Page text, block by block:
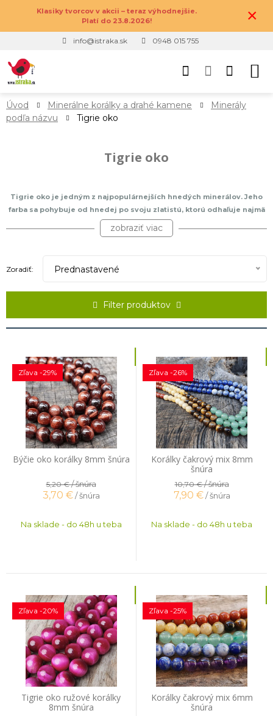
Klasiky tvorcov v akcii – teraz výhodnejšie.
Platí do 23.8.2026!
×
info@istraka.sk 0948 015 755
Úvod Minerálne korálky a drahé kamene
Minerály
podľa názvu
Tigrie oko
Tigrie oko
Tigrie oko je jedným z najpopulárnejších hnedých minerálov. Jeho
farba sa pohybuje od hnedej po svoju zlatistú, ktorú odhaľuje najmä
pod rôznymi uhlami a na slnku. Je veľmi obľúbený nie len v podobe
šperkov, náramkov a náhrdelníkov, ale aj v podobe tromlovaných
tigrie oko) alebo Sokolie oko (minerál šedej farby). Všetky tri odrody
modrá, sú taktiež pekné, ale dofarbené. Jeho náleziská sa
nachádzajú na miestach ako Južná Afrika, Austrália, USA, India,
zobraziť viac
Filter produktov
Zoradiť: Prednastavené
Býčie oko korálky 8mm šnúra
Zľava -29%
5,20 €/ šnúra
3,70 € / šnúra
Na sklade - do 48h u teba
Korálky čakrový mix 8mm
šnúra
Zľava -26%
10,70 €/ šnúra
7,90 € / šnúra
Na sklade - do 48h u teba
Tigrie oko ružové korálky
8mm šnúra
Zľava -20%
Korálky čakrový mix 6mm
šnúra
Zľava -25%